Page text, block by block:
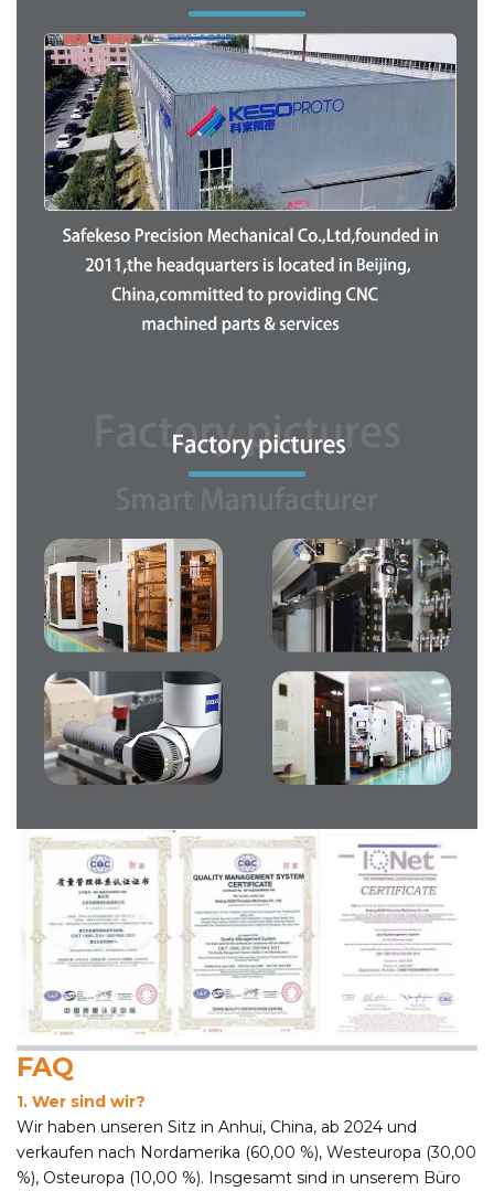
FAQ
1. Wer sind wir?
Wir haben unseren Sitz in Anhui, China, ab 2024 und
verkaufen nach Nordamerika (60,00 %), Westeuropa (30,00
%), Osteuropa (10,00 %). Insgesamt sind in unserem Büro